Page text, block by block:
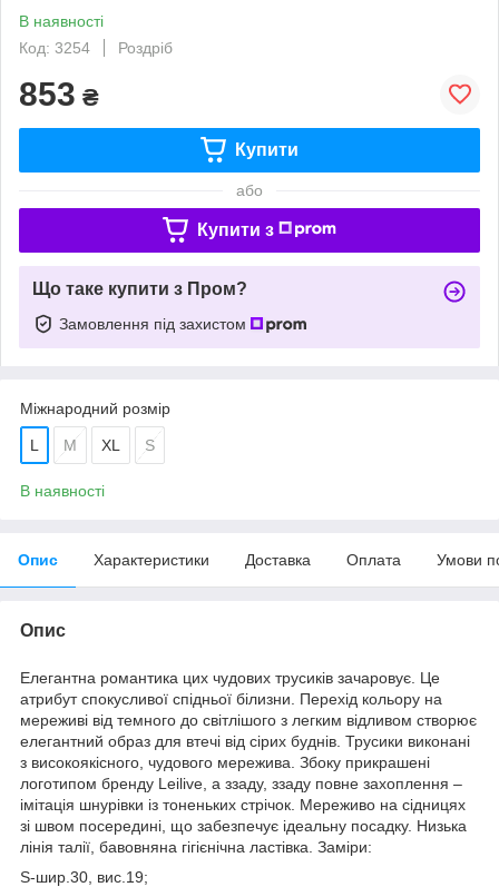
В наявності
Код: 3254
Роздріб
853 ₴
Купити
або
Купити з
Що таке купити з Пром?
Замовлення під захистом
Міжнародний розмір
L М XL S
В наявності
Опис Характеристики Доставка Оплата Умови
Опис
Елегантна романтика цих чудових трусиків зачаровує. Це
атрибут спокусливої ​​спідньої білизни. Перехід кольору на
мереживі від темного до світлішого з легким відливом створює
елегантний образ для втечі від сірих буднів. Трусики виконані
з високоякісного, чудового мережива. Збоку прикрашені
логотипом бренду Leilive, а ззаду, ззаду повне захоплення –
імітація шнурівки із тоненьких стрічок. Мереживо на сідницях
зі швом посередині, що забезпечує ідеальну посадку. Низька
лінія талії, бавовняна гігієнічна ластівка. Заміри:
S-шир.30, вис.19;